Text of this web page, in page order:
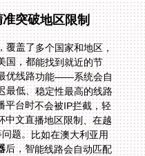
突破地区限制
覆盖了多个国家和地区，
还是美国，都能找到就近的节
推荐最优线路功能——系统会自
延迟最低、稳定性最高的线路
直播平台时不会被IP拦截，轻
界杯中文直播地区限制、在越
制等问题。比如在澳大利亚用
后，智能线路会自动匹配
最合适的回国节点，几秒钟就能突破限制，顺利进入直播